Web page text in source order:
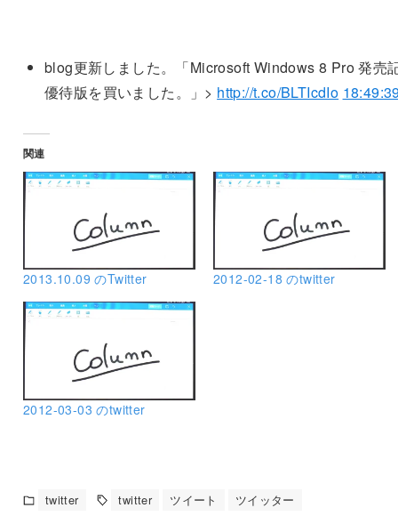
blog更新しました。「Microsoft Windows 8 Pro 発売
優待版を買いました。」> http://t.co/BLTIcdIo
関連
2013.10.09 のTwitter 2012-02-18 のtwitter
2012-03-03 のtwitter
twitter twitter ツイート ツイッター